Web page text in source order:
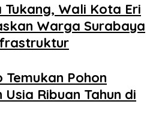
Wali Kota Eri
Warga Surabaya
Pohon
Usia Ribuan Tahun di